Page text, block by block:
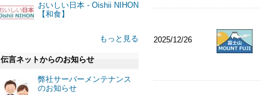
おいしい日本 - Oishii NIHON
【和食】
もっと見る
伝言ネットからのお知らせ
弊社サーバーメンテナンス
のお知らせ
2025/12/26